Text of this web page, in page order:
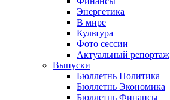
Энергетика
В мире
Культура
Фото сессии
Актуальный репортаж
Выпуски
Бюллетнь Политика
Бюллетнь Экономика
Бюллетнь Финансы